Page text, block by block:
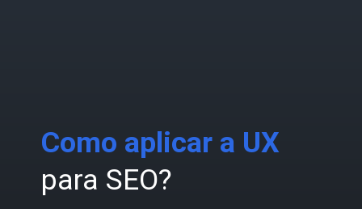
Como aplicar a UX
para SEO?